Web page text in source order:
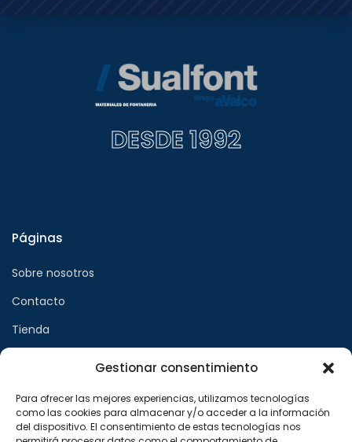
Gestionar consentimiento
Para ofrecer las mejores experiencias, utilizamos tecnologías
como las cookies para almacenar y/o acceder a la información
del dispositivo. El consentimiento de estas tecnologías nos
DESDE 1992
Páginas
Sobre nosotros
Contacto
Tienda
Aviso legal